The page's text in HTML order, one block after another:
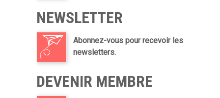
NEWSLETTER
Abonnez-vous pour recevoir les
newsletters.
DEVENIR MEMBRE